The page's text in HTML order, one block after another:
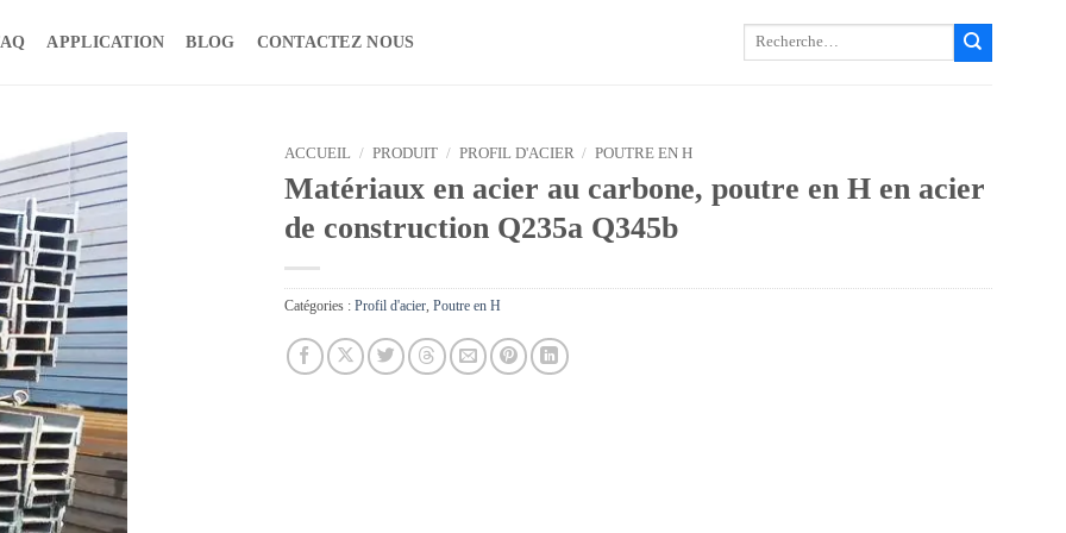
APPLICATION BLOG CONTACTEZ NOUS
Recherche
ACCUEIL / PRODUIT / PROFIL D'ACIER / POUTRE EN H
Matériaux en acier au carbone, poutre en H en acier
de construction Q235a Q345b
Catégories : Profil d'acier, Poutre en H